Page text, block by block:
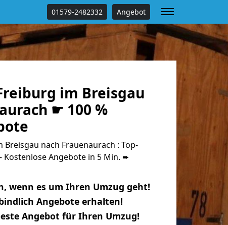
01579-2482332 Angebot
im Breisgau
☛ 100 %
nach Frauenaurach : Top-
Angebote in 5 Min. ➨
wenn es um Ihren Umzug geht!
Angebote erhalten!
Angebot für Ihren Umzug!